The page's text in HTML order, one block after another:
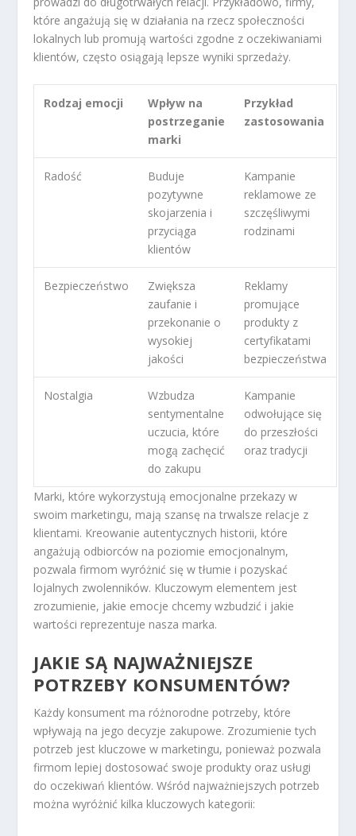
które angażują się w działania na rzecz społeczności
lokalnych lub promują wartości zgodne z oczekiwaniami
klientów, często osiągają lepsze wyniki sprzedaży.
Rodzaj emocji
Wpływ na
postrzeganie
marki
Przykład
zastosowania
Radość
Buduje
pozytywne
skojarzenia i
przyciąga
klientów
Kampanie
reklamowe ze
szczęśliwymi
rodzinami
Bezpieczeństwo
Zwiększa
zaufanie i
przekonanie o
wysokiej
jakości
Reklamy
promujące
produkty z
certyfikatami
bezpieczeństwa
Nostalgia
Wzbudza
sentymentalne
uczucia, które
mogą zachęcić
do zakupu
Kampanie
odwołujące się
do przeszłości
oraz tradycji
Marki, które wykorzystują emocjonalne przekazy w
swoim marketingu, mają szansę na trwalsze relacje z
klientami. Kreowanie autentycznych historii, które
angażują odbiorców na poziomie emocjonalnym,
pozwala firmom wyróżnić się w tłumie i pozyskać
lojalnych zwolenników. Kluczowym elementem jest
zrozumienie, jakie emocje chcemy wzbudzić i jakie
wartości reprezentuje nasza marka.
JAKIE SĄ NAJWAŻNIEJSZE
POTRZEBY KONSUMENTÓW?
Każdy konsument ma różnorodne potrzeby, które
wpływają na jego decyzje zakupowe. Zrozumienie tych
potrzeb jest kluczowe w marketingu, ponieważ pozwala
firmom lepiej dostosować swoje produkty oraz usługi
do oczekiwań klientów. Wśród najważniejszych potrzeb
można wyróżnić kilka kluczowych kategorii: